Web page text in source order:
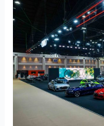
โปร
แรง
มูลค่า
สูงสุด
1
ล้าน
บาท